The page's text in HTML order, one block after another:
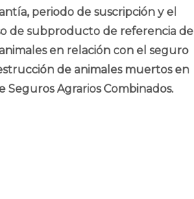
periodo de suscripción y el
de subproducto de referencia de
animales en relación con el seguro
de animales muertos en
Agrarios Combinados.